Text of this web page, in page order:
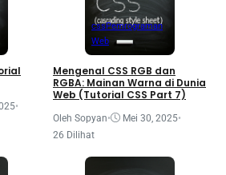
•
cssPemrograman
Web
Mengenal CSS RGB dan
RGBA: Mainan Warna di Dunia
Web (Tutorial CSS Part 7)
Oleh Sopyan• Mei 30, 2025•
26 Dilihat